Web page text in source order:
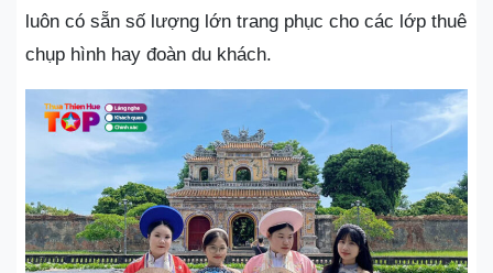
luôn có sẵn số lượng lớn trang phục cho các lớp thuê
chụp hình hay đoàn du khách.